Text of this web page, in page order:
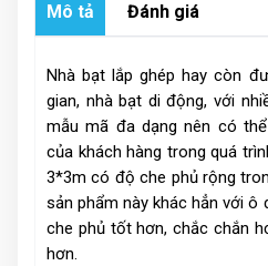
Mô tả Đánh giá
Nhà bạt lắp ghép hay còn
gian, nhà bạt di động, với
mẫu mã đa dạng nên có
của khách hàng trong quá
3*3m có độ che phủ rộng
sản phẩm này khác hẳn với ô
che phủ tốt hơn, chắc chắn
hơn.